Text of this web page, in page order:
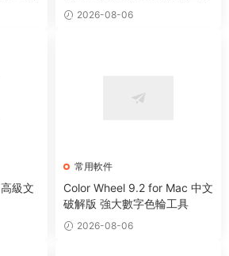
2026-08-06
級文
常用軟件
Color Wheel 9.2 for Mac 中文
破解版 強大數字色輪工具
2026-08-06